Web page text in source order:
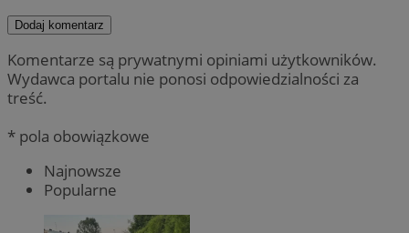
Dodaj komentarz
Komentarze są prywatnymi opiniami użytkowników.
Wydawca portalu nie ponosi odpowiedzialności za
treść.
* pola obowiązkowe
Najnowsze
Popularne